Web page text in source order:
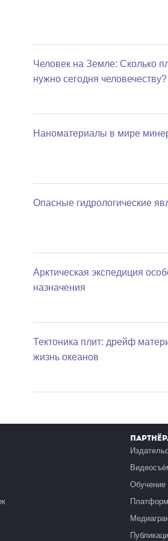
Человек на Земле: Сколько
нужно сегодня человечеству?
Наноматериалы в мире
Опасные гидрологические
Арктическая экспедиция
назначения
Тектоника плит: дрейф
жизнь океанов
Обучение